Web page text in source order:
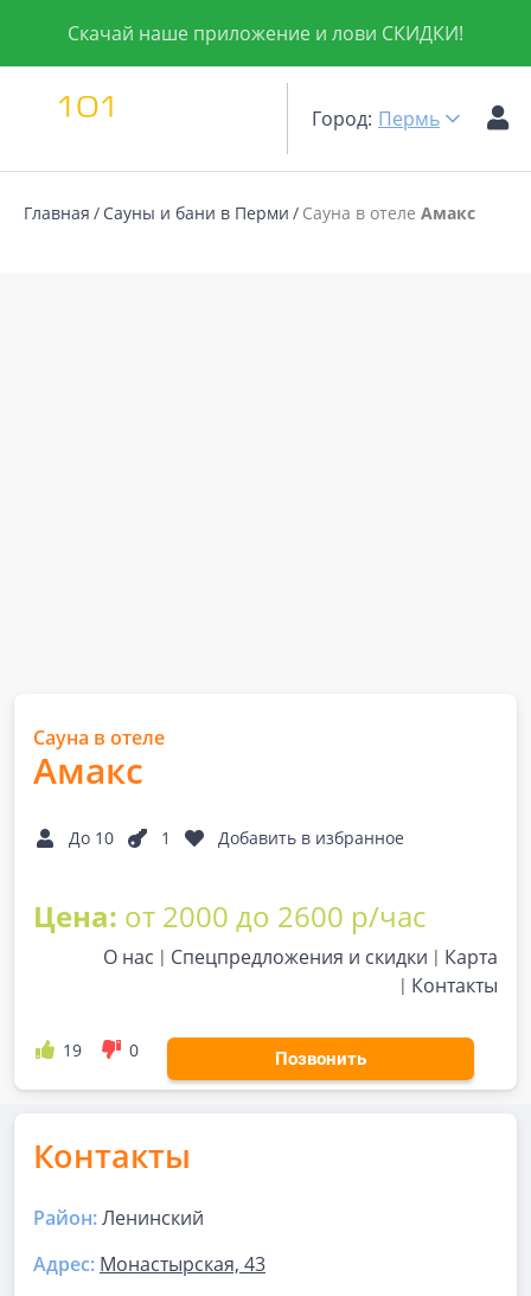
Скачай наше приложение и лови СКИДКИ!
Город: Пермь
Главная Сауны и бани в Перми Сауна в отеле Амакс
Сауна в отеле
Амакс
До 10 1 Добавить в избранное
Цена: от 2000 до 2600 р/час
О нас Спецпредложения и скидки
Карта
Контакты
19 0 Позвонить
Контакты
Район:Ленинский
Адрес: Монастырская, 43